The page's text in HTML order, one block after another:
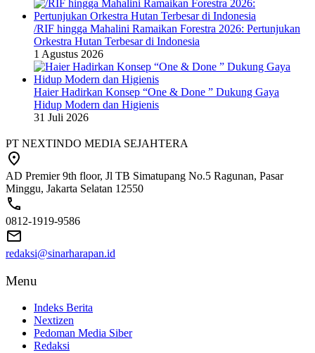
/RIF hingga Mahalini Ramaikan Forestra 2026: Pertunjukan
Orkestra Hutan Terbesar di Indonesia
1 Agustus 2026
Haier Hadirkan Konsep “One & Done ” Dukung Gaya
Hidup Modern dan Higienis
31 Juli 2026
PT NEXTINDO MEDIA SEJAHTERA
AD Premier 9th floor, Jl TB Simatupang No.5 Ragunan, Pasar
Minggu, Jakarta Selatan 12550
0812-1919-9586
redaksi@sinarharapan.id
Menu
Indeks Berita
Nextizen
Pedoman Media Siber
Redaksi